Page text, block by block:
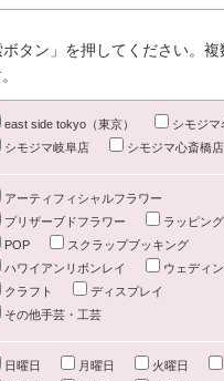
タン」を押してください。
east side tokyo（東京）
シモジマ
シモジマ岐阜店
シモジマ心斎橋店
アーティフィシャルフラワー
プリザーブドフラワー
ラッピング
POP
スクラップブッキング
ハワイアンリボンレイ
ウェディ
クラフト
ディスプレイ
その他手芸・工芸
日曜日 月曜日 火曜日